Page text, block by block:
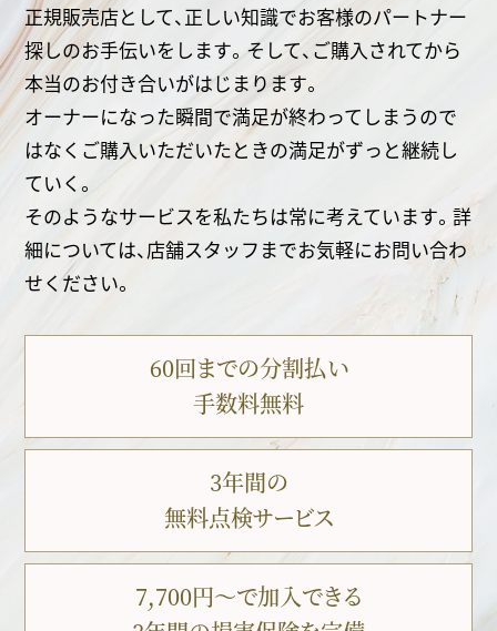
正規販売店として、正しい知識でお客様のパートナー
探しのお手伝いをします。 そして、ご購入されてから
本当のお付き合いがはじまります。
オーナーになった瞬間で満足が終わってしまうので
はなくご購入いただいたときの満足がずっと継続し
ていく。
そのようなサービスを私たちは常に考えています。詳
細については、店舗スタッフまでお気軽にお問い合わ
せください。
60回までの分割払い
手数料無料
3年間の
無料点検サービス
7,700円〜で加入できる